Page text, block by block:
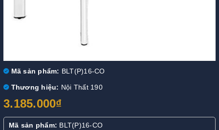
Mã sản phẩm: BLT(P)16-CO
Thương hiệu: Nội Thất 190
3.185.000₫
Mã sản phẩm: BLT(P)16-CO